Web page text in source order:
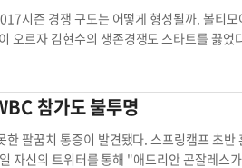
. 류현진도 "재활 기간이 너무 재미없었다"
이 쏙 빠진 것처럼 보였지만 그는 "체중이 1
까. 볼티모어는 지난 17일 투수와 야수가 모두 합류해 풀 스쿼
오르자 김현수의 생존경쟁도 스타트를 끓
프시즌 동안 외야수 세스 스미스를 시애틀에
프리에이전트) 자격 취득 후 볼티모어를
를 게 유력하다. 현재 볼티모어에서 주전이 확정
율 0.302(305타수 92안타), 6홈런, 22타점
이 가장 높았다. 변수는 왼손 투수 상대 성적. 오른손 투수 상대 타
참가도 불투명
팔꿈치 통증이 발견됐다. 스프링캠프 초